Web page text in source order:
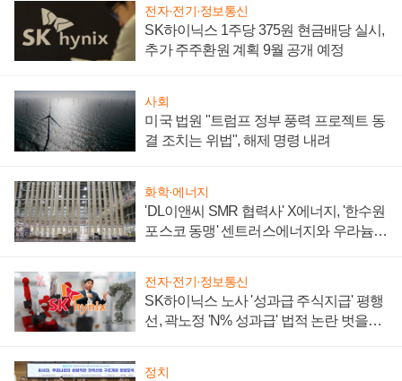
전자·전기·정보통신
SK하이닉스 1주당 375원 현금배당 실시,
추가 주주환원 계획 9월 공개 예정
사회
미국 법원 "트럼프 정부 풍력 프로젝트 동
결 조치는 위법", 해제 명령 내려
화학·에너지
'DL이앤씨 SMR 협력사' X에너지, '한수원
포스코 동맹' 센트러스에너지와 우라늄
전자·전기·정보통신
SK하이닉스 노사 '성과급 주식지급' 평행
선, 곽노정 'N% 성과급' 법적 논란 벗을지
정치